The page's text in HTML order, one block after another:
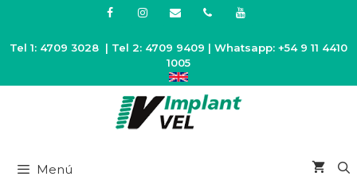
contenido
Tel 1: 4709 3028 | Tel 2: 4709 9409 | Whatsapp: +54 9 11 4410
1005
Menú